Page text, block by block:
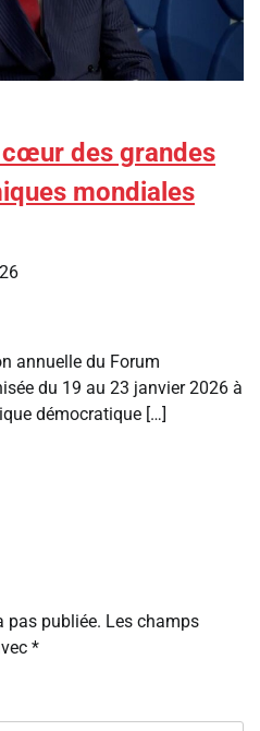
cœur des grandes
mondiales
annuelle du Forum
du 19 au 23 janvier 2026 à
démocratique […]
pas publiée. Les champs
*